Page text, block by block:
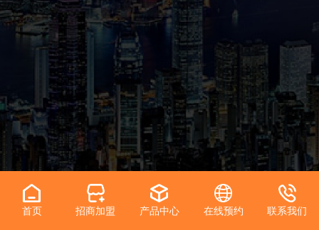
微信公众号 抖音号
首页 招商加盟 产品中心 在线预约 联系我们